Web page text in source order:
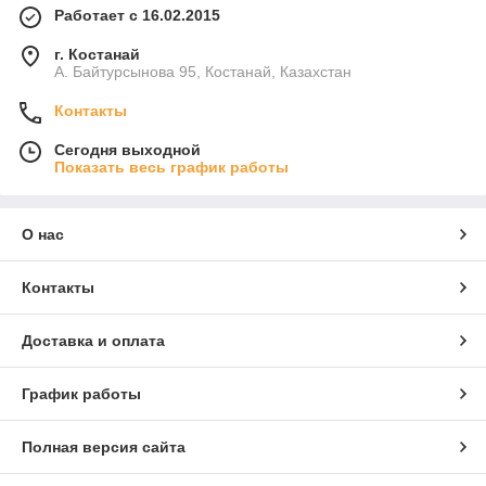
Работает с 16.02.2015
г. Костанай
А. Байтурсынова 95, Костанай, Казахстан
Контакты
Сегодня выходной
Показать весь график работы
О нас
Контакты
Доставка и оплата
График работы
Полная версия сайта